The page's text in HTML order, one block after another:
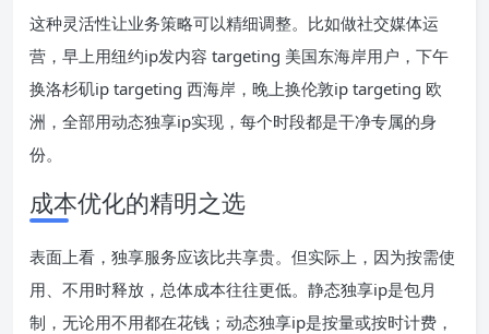
这种灵活性让业务策略可以精细调整。比如做社交媒体运
营，早上用纽约ip发内容 targeting 美国东海岸用户，下午
换洛杉矶ip targeting 西海岸，晚上换伦敦ip targeting 欧
洲，全部用动态独享ip实现，每个时段都是干净专属的身
份。
成本优化的精明之选
表面上看，独享服务应该比共享贵。但实际上，因为按需使
用、不用时释放，总体成本往往更低。静态独享ip是包月
制，无论用不用都在花钱；动态独享ip是按量或按时计费，